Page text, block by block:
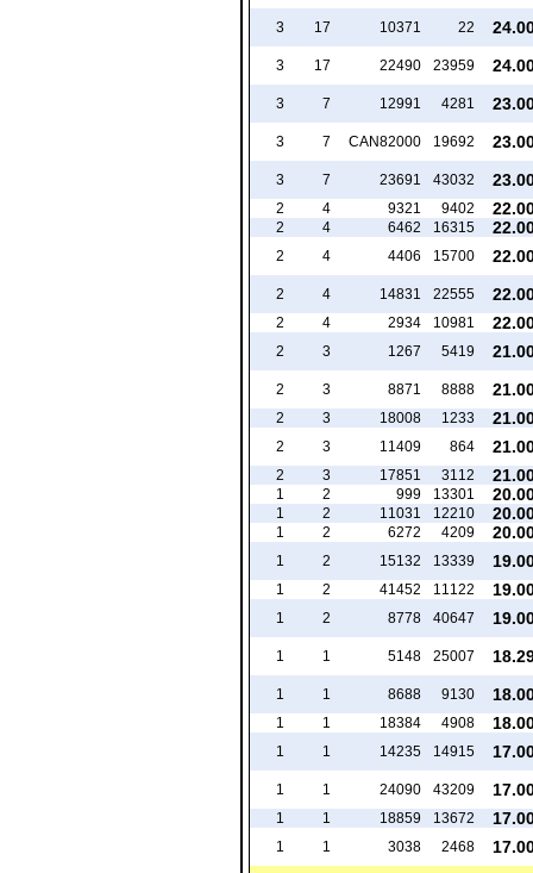
22
10371
17
3
23959
22490
17
3
4281
12991
7
3
19692
CAN82000
7
3
43032
23691
7
3
9402
9321
4
2
16315
6462
4
2
15700
4406
4
2
22555
14831
4
2
10981
2934
4
2
5419
1267
3
2
8888
8871
3
2
1233
18008
3
2
864
11409
3
2
3112
17851
3
2
13301
999
2
1
12210
11031
2
1
4209
6272
2
1
13339
15132
2
1
11122
41452
2
1
40647
8778
2
1
25007
5148
1
1
9130
8688
1
1
4908
18384
1
1
14915
14235
1
1
43209
24090
1
1
13672
18859
1
1
2468
3038
1
1